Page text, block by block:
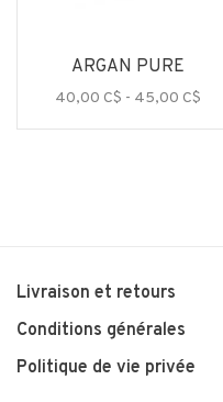
ARGAN PURE
40,00 C$ - 45,00 C$
Livraison et retours
Conditions générales
Politique de vie privée